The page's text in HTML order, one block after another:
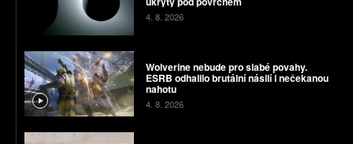
4. 8. 2026
Wolverine nebude pro slabé povahy.
ESRB odhalilo brutální násilí i nečekanou
nahotu
4. 8. 2026